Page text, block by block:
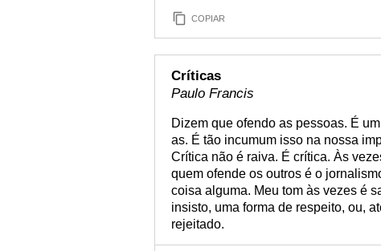
COPIAR
Críticas
Paulo Francis
Dizem que ofendo as pessoas. É
as. É tão incumum isso na nossa
Crítica não é raiva. É crítica. Às
quem ofende os outros é o
coisa alguma. Meu tom às vezes é
insisto, uma forma de respeito, ou,
rejeitado.